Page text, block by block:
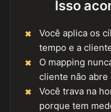
Isso
Você aplica os
tempo e a
O mapping
cliente não abre
Você trava na
porque tem